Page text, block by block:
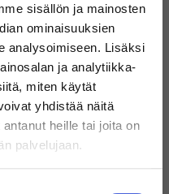
sisällön ja mainosten
ominaisuuksien
analysoimiseen. Lisäksi
ja analytiikka-
miten käytät
yhdistää näitä
heille tai joita on
palvelujaan.
30 FPS
ID
ja mistä ne tulevat?